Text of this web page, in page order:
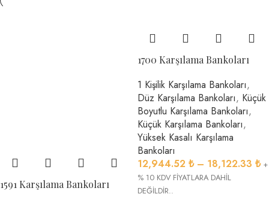
1591 Karşılama Bankoları
1700 Karşılama Bankoları
1 Kişilik Karşılama Bankoları,
Düz Karşılama Bankoları, Küçük
Boyutlu Karşılama Bankoları,
Küçük Karşılama Bankoları,
Yüksek Kasalı Karşılama
Bankoları
12,944.52 ₺ – 18,122.33 ₺ +
% 10 KDV FİYATLARA DAHİL
DEĞİLDİR..